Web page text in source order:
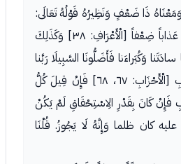
ذَا ضَعْفٍ وَنَظِيرُهُ قَوْلُهُ تَعَالَى:
رَبَّنا هؤُلاءِ أَضَلُّونا فَآتِهِمْ عَذاباً ضِعْفاً [الْأَعْرَافِ: ٣٨] وَكَذَلِكَ
وَكُبَراءَنا فَأَضَلُّونَا السَّبِيلَا رَبَّنا
آتِهِمْ ضِعْفَيْنِ مِنَ الْعَذابِ [الْأَحْزَابِ: ٦٧، ٦٨] فَإِنْ قِيلَ كُلُّ
كَانَ بِقَدْرِ الِاسْتِحْقَاقِ لَمْ يَكُنْ
كان ظلما وَإِنَّهُ لَا يَجُوزُ. قُلْنَا